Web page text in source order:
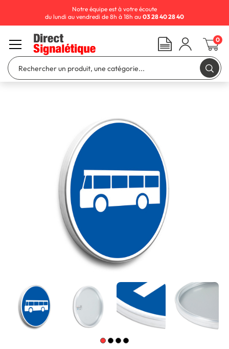
Notre équipe est à votre écoute
du lundi au vendredi de 8h à 18h au 03 28 40 28 40
0